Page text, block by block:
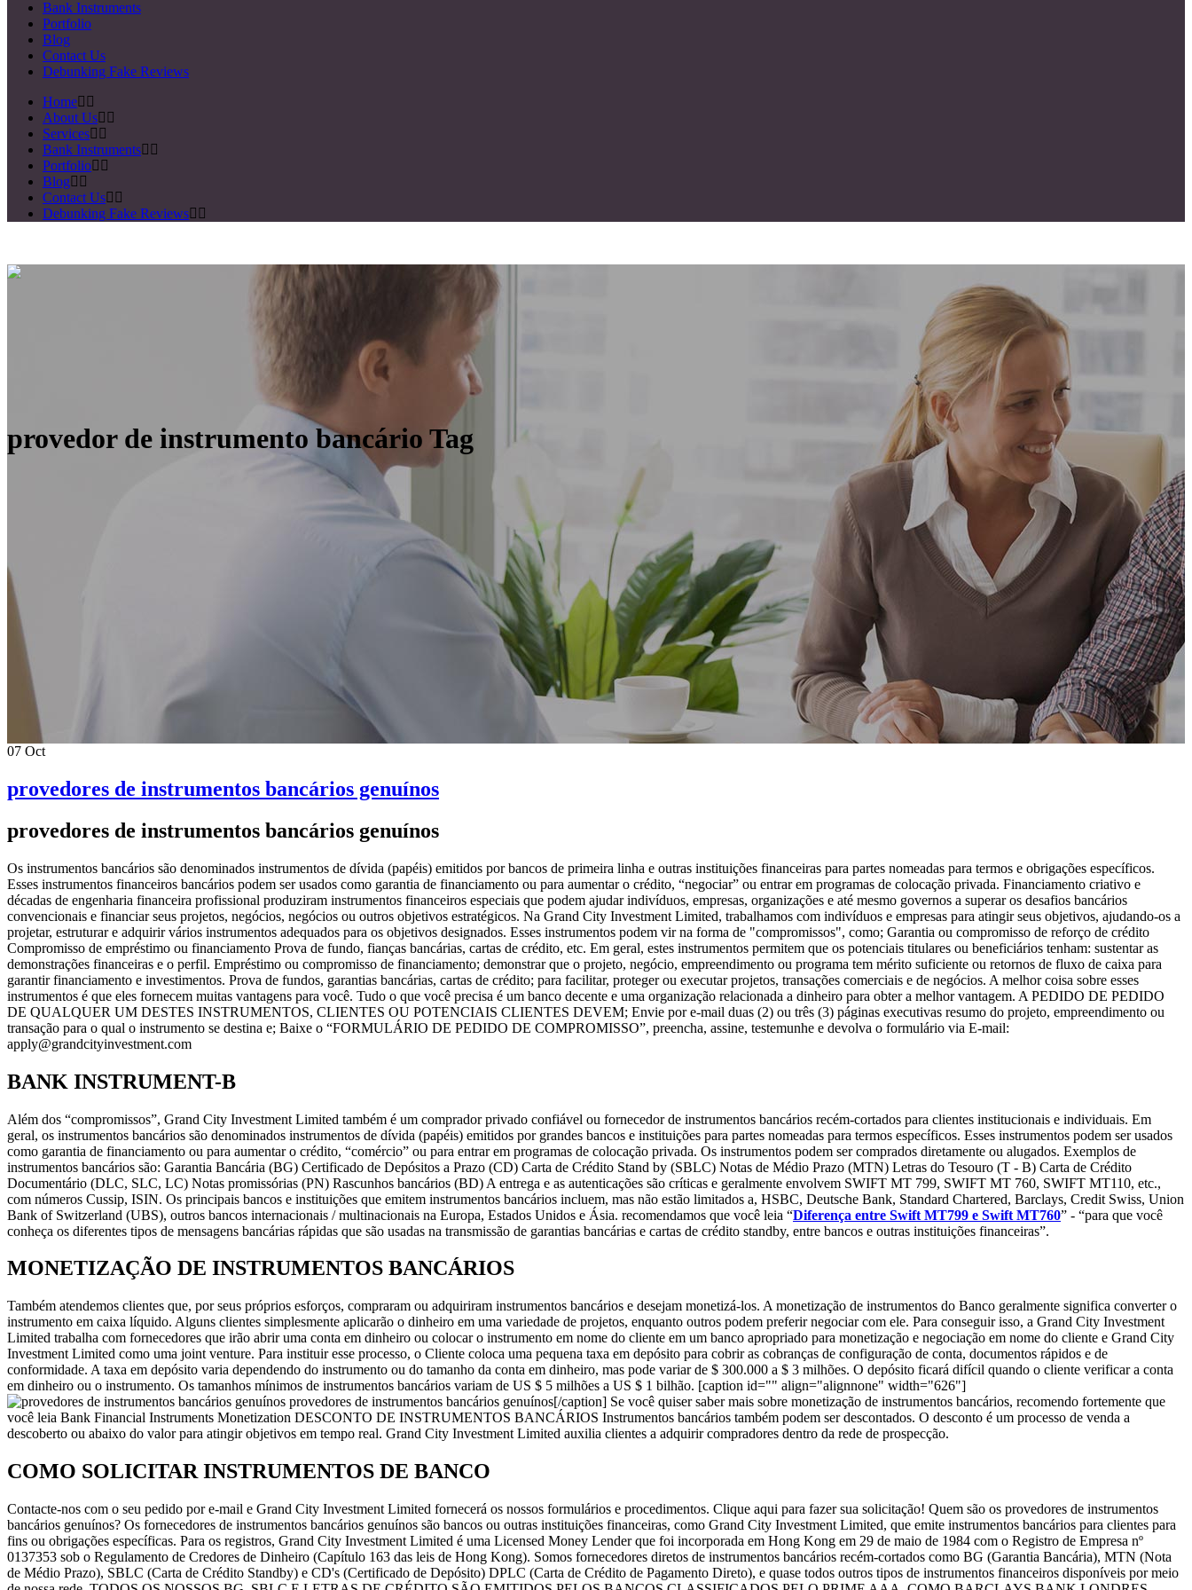
Bank Instruments
Portfolio
Blog
Contact Us
Debunking Fake Reviews
Home
About Us
Services
Bank Instruments
Portfolio
Blog
Contact Us
Debunking Fake Reviews
provedor de instrumento bancário Tag
07 Oct
provedores de instrumentos bancários genuínos
provedores de instrumentos bancários genuínos
Os instrumentos bancários são denominados instrumentos de dívida (papéis) emitidos por bancos de primeira linha e outras instituições financeiras para partes nomeadas para termos e obrigações específicos.
Esses instrumentos financeiros bancários podem ser usados como garantia de financiamento ou para aumentar o crédito, “negociar” ou entrar em programas de colocação privada. Financiamento criativo e
décadas de engenharia financeira profissional produziram instrumentos financeiros especiais que podem ajudar indivíduos, empresas, organizações e até mesmo governos a superar os desafios bancários
convencionais e financiar seus projetos, negócios, negócios ou outros objetivos estratégicos. Na Grand City Investment Limited, trabalhamos com indivíduos e empresas para atingir seus objetivos, ajudando-os a
projetar, estruturar e adquirir vários instrumentos adequados para os objetivos designados. Esses instrumentos podem vir na forma de "compromissos", como; Garantia ou compromisso de reforço de crédito
Compromisso de empréstimo ou financiamento Prova de fundo, fianças bancárias, cartas de crédito, etc. Em geral, estes instrumentos permitem que os potenciais titulares ou beneficiários tenham: sustentar as
demonstrações financeiras e o perfil. Empréstimo ou compromisso de financiamento; demonstrar que o projeto, negócio, empreendimento ou programa tem mérito suficiente ou retornos de fluxo de caixa para
garantir financiamento e investimentos. Prova de fundos, garantias bancárias, cartas de crédito; para facilitar, proteger ou executar projetos, transações comerciais e de negócios. A melhor coisa sobre esses
instrumentos é que eles fornecem muitas vantagens para você. Tudo o que você precisa é um banco decente e uma organização relacionada a dinheiro para obter a melhor vantagem. A PEDIDO DE PEDIDO
DE QUALQUER UM DESTES INSTRUMENTOS, CLIENTES OU POTENCIAIS CLIENTES DEVEM; Envie por e-mail duas (2) ou três (3) páginas executivas resumo do projeto, empreendimento ou
transação para o qual o instrumento se destina e; Baixe o “FORMULÁRIO DE PEDIDO DE COMPROMISSO”, preencha, assine, testemunhe e devolva o formulário via E-mail:
apply@grandcityinvestment.com
BANK INSTRUMENT-B
Além dos “compromissos”, Grand City Investment Limited também é um comprador privado confiável ou fornecedor de instrumentos bancários recém-cortados para clientes institucionais e individuais. Em
geral, os instrumentos bancários são denominados instrumentos de dívida (papéis) emitidos por grandes bancos e instituições para partes nomeadas para termos específicos. Esses instrumentos podem ser usados
como garantia de financiamento ou para aumentar o crédito, “comércio” ou para entrar em programas de colocação privada. Os instrumentos podem ser comprados diretamente ou alugados. Exemplos de
instrumentos bancários são: Garantia Bancária (BG) Certificado de Depósitos a Prazo (CD) Carta de Crédito Stand by (SBLC) Notas de Médio Prazo (MTN) Letras do Tesouro (T - B) Carta de Crédito
Documentário (DLC, SLC, LC) Notas promissórias (PN) Rascunhos bancários (BD) A entrega e as autenticações são críticas e geralmente envolvem SWIFT MT 799, SWIFT MT 760, SWIFT MT110, etc.,
com números Cussip, ISIN. Os principais bancos e instituições que emitem instrumentos bancários incluem, mas não estão limitados a, HSBC, Deutsche Bank, Standard Chartered, Barclays, Credit Swiss, Union
Bank of Switzerland (UBS), outros bancos internacionais / multinacionais na Europa, Estados Unidos e Ásia. recomendamos que você leia “Diferença entre Swift MT799 e Swift MT760” - “para que você
conheça os diferentes tipos de mensagens bancárias rápidas que são usadas na transmissão de garantias bancárias e cartas de crédito standby, entre bancos e outras instituições financeiras”.
MONETIZAÇÃO DE INSTRUMENTOS BANCÁRIOS
Também atendemos clientes que, por seus próprios esforços, compraram ou adquiriram instrumentos bancários e desejam monetizá-los. A monetização de instrumentos do Banco geralmente significa converter o
instrumento em caixa líquido. Alguns clientes simplesmente aplicarão o dinheiro em uma variedade de projetos, enquanto outros podem preferir negociar com ele. Para conseguir isso, a Grand City Investment
Limited trabalha com fornecedores que irão abrir uma conta em dinheiro ou colocar o instrumento em nome do cliente em um banco apropriado para monetização e negociação em nome do cliente e Grand City
Investment Limited como uma joint venture. Para instituir esse processo, o Cliente coloca uma pequena taxa em depósito para cobrir as cobranças de configuração de conta, documentos rápidos e de
conformidade. A taxa em depósito varia dependendo do instrumento ou do tamanho da conta em dinheiro, mas pode variar de $ 300.000 a $ 3 milhões. O depósito ficará difícil quando o cliente verificar a conta
em dinheiro ou o instrumento. Os tamanhos mínimos de instrumentos bancários variam de US $ 5 milhões a US $ 1 bilhão. [caption id="" align="alignnone" width="626"]
provedores de instrumentos bancários genuínos[/caption] Se você quiser saber mais sobre monetização de instrumentos bancários, recomendo fortemente que
você leia Bank Financial Instruments Monetization DESCONTO DE INSTRUMENTOS BANCÁRIOS Instrumentos bancários também podem ser descontados. O desconto é um processo de venda a
descoberto ou abaixo do valor para atingir objetivos em tempo real. Grand City Investment Limited auxilia clientes a adquirir compradores dentro da rede de prospecção.
COMO SOLICITAR INSTRUMENTOS DE BANCO
Contacte-nos com o seu pedido por e-mail e Grand City Investment Limited fornecerá os nossos formulários e procedimentos. Clique aqui para fazer sua solicitação! Quem são os provedores de instrumentos
bancários genuínos? Os fornecedores de instrumentos bancários genuínos são bancos ou outras instituições financeiras, como Grand City Investment Limited, que emite instrumentos bancários para clientes para
fins ou obrigações específicas. Para os registros, Grand City Investment Limited é uma Licensed Money Lender que foi incorporada em Hong Kong em 29 de maio de 1984 com o Registro de Empresa nº
0137353 sob o Regulamento de Credores de Dinheiro (Capítulo 163 das leis de Hong Kong). Somos fornecedores diretos de instrumentos bancários recém-cortados como BG (Garantia Bancária), MTN (Nota
de Médio Prazo), SBLC (Carta de Crédito Standby) e CD's (Certificado de Depósito) DPLC (Carta de Crédito de Pagamento Direto), e quase todos outros tipos de instrumentos financeiros disponíveis por meio